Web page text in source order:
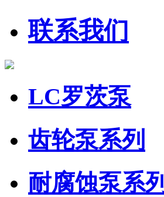
联系我们
LC罗茨泵
齿轮泵系列
耐腐蚀泵系列